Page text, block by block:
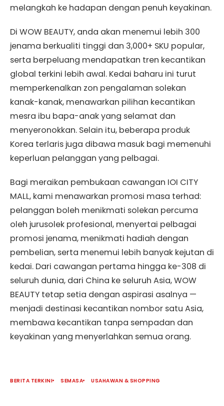
melangkah ke hadapan dengan penuh keyakinan.
Di WOW BEAUTY, anda akan menemui lebih 300
jenama berkualiti tinggi dan 3,000+ SKU popular,
serta berpeluang mendapatkan tren kecantikan
global terkini lebih awal. Kedai baharu ini turut
memperkenalkan zon pengalaman solekan
kanak-kanak, menawarkan pilihan kecantikan
mesra ibu bapa-anak yang selamat dan
menyeronokkan. Selain itu, beberapa produk
Korea terlaris juga dibawa masuk bagi memenuhi
keperluan pelanggan yang pelbagai.
Bagi meraikan pembukaan cawangan IOI CITY
MALL, kami menawarkan promosi masa terhad:
pelanggan boleh menikmati solekan percuma
oleh jurusolek profesional, menyertai pelbagai
promosi jenama, menikmati hadiah dengan
pembelian, serta menemui lebih banyak kejutan di
kedai. Dari cawangan pertama hingga ke-308 di
seluruh dunia, dari China ke seluruh Asia, WOW
BEAUTY tetap setia dengan aspirasi asalnya —
menjadi destinasi kecantikan nombor satu Asia,
membawa kecantikan tanpa sempadan dan
keyakinan yang menyerlahkan semua orang.
BERITA TERKINI SEMASA USAHAWAN & SHOPPING